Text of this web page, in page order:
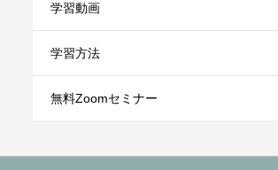
学習動画
学習方法
無料Zoomセミナー